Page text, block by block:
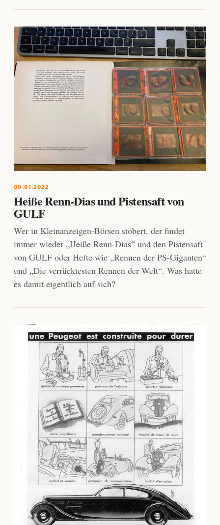
09.01.2022
Heiße Renn-Dias und Pistensaft von
GULF
Wer in Kleinanzeigen-Börsen stöbert, der findet
immer wieder „Heiße Renn-Dias“ und den Pistensaft
von GULF oder Hefte wie „Rennen der PS-Giganten“
und „Die verrücktesten Rennen der Welt“. Was hatte
es damit eigentlich auf sich?